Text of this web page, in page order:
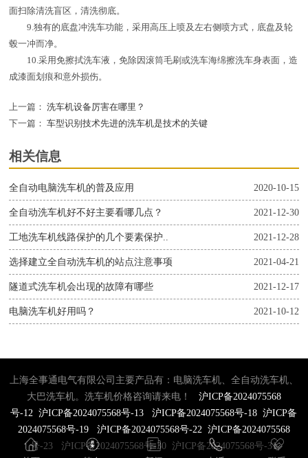
面扫除清洗盲区，清洗彻底。
9.独有的底盘冲洗车功能，采用高压上喷及左右侧喷方式，底盘及轮
毂一冲而净。
10.采用免擦拭洗车液，免除因滚筒毛刷或洗车海绵擦洗车身表面，造
成漆面划痕和意外损伤。
上一篇： 洗车机设备厉害在哪里？
下一篇： 车型识别技术先进的洗车机是技术的关键
相关信息
2020-10-15
全自动电脑洗车机的普及应用
2021-12-30
全自动洗车机好不好主要看哪几点？
2021-12-28
工地洗车机线路保护的几个要素保护..
2021-04-21
选择建立全自动洗车机的站点注意事项
2021-12-17
隧道式洗车机会出现的故障有哪些
2021-10-12
电脑洗车机好用吗？
上海全事通电气有限公司主要产品有：电脑洗车机、全自动洗车机、
大巴洗车机。洗车机价格咨询请来电！ 沪ICP备2024075568
号-12 沪ICP备2024075568号-13 沪ICP备2024075568号-18 沪ICP备
2024075568号-19
沪ICP备2024075568号-22 沪ICP备2024075568
号-23
沪ICP备2024075568号-30 沪ICP备2024075568号-31